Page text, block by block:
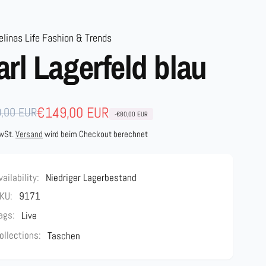
Life Fashion & Trends
Lagerfeld blau
EUR€149,00 EUR -€80,00 EUR
Versand wird beim Checkout berechnet
Niedriger Lagerbestand
9171
Live
Taschen